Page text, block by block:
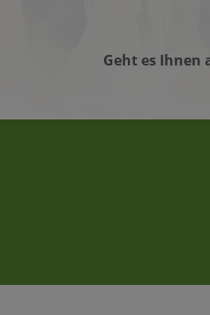
Geht es Ihnen